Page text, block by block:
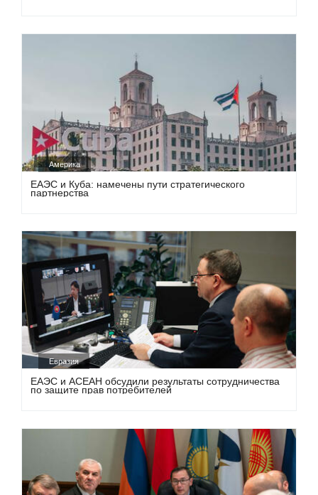
Америка
ЕАЭС и Куба: намечены пути стратегического
партнерства
Евразия
ЕАЭС и АСЕАН обсудили результаты сотрудничества
по защите прав потребителей